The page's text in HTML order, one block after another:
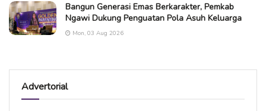
Bangun Generasi Emas Berkarakter, Pemkab
Ngawi Dukung Penguatan Pola Asuh Keluarga
Mon, 03 Aug 2026
Advertorial